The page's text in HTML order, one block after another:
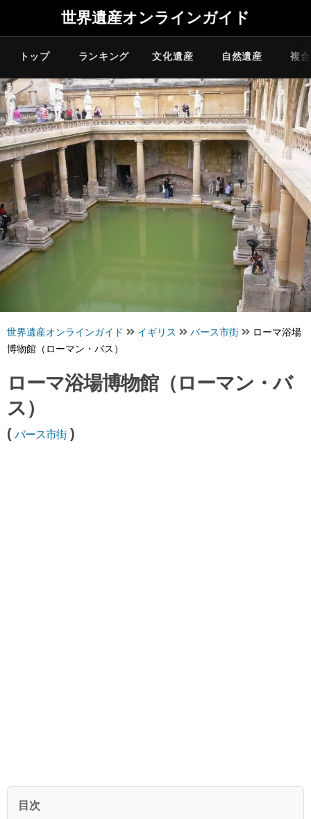
世界遺産オンラインガイド
トップ ランキング 文化遺産 自然遺産 複
世界遺産オンラインガイド イギリス バース市街
ローマ浴場
博物館（ローマン・バス）
ローマ浴場博物館（ローマン・バ
ス）
( バース市街)
目次